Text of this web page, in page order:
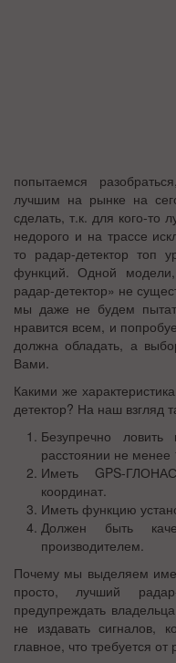
попытаемся
лучшим на рынке на
сделать, т.к. для кого-то
недорого и на трассе
то радар-детектор топ
функций. Одной
радар-детектор» не
мы даже не будем
нравится всем, и
должна обладать, а
Вами.
Какими же
детектор? На наш взгляд
Безупречно
расстоянии не менее
Иметь GPS-
координат.
Иметь функцию
Должен быть
производителем.
Почему мы выделяем
просто, лучший
предупреждать
не издавать сигналов,
главное, что требуется от